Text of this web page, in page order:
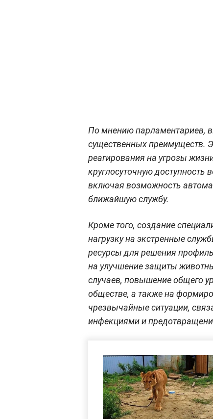
По мнению парламентариев,
существенных преимуществ.
реагирования на угрозы
круглосуточную
включая возможность
ближайшую службу.
Кроме того, создание
нагрузку на экстренные
ресурсы для решения
на улучшение защиты
случаев, повышение общего
обществе, а также на
чрезвычайные ситуации,
инфекциями и